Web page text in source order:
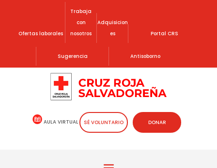
Ofertas laborales
Trabaja
con
nosotros
Adquisicion
es
Portal CRS
Sugerencia Antisoborno
AULA VIRTUAL SÉ VOLUNTARIO DONAR